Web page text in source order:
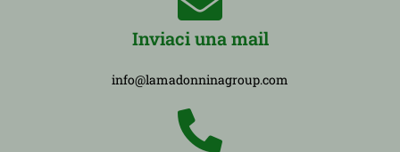
Inviaci una mail
info@lamadonninagroup.com